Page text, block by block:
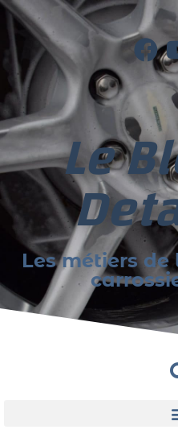
Le
Les métiers de